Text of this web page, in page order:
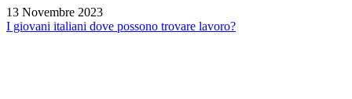
13 Novembre 2023
I giovani italiani dove possono trovare lavoro?